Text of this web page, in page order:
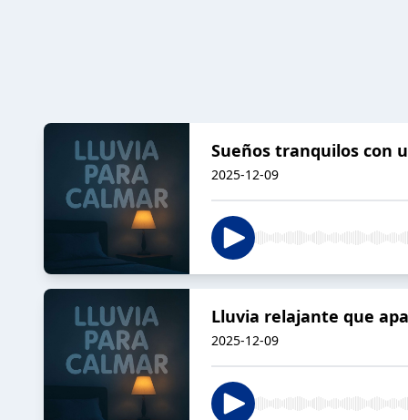
Sueños tranquilos con
2025-12-09
Lluvia relajante que
2025-12-09